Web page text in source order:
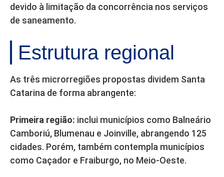
devido à limitação da concorrência nos serviços
de saneamento.
Estrutura regional
As três microrregiões propostas dividem Santa
Catarina de forma abrangente:
Primeira região: inclui municípios como Balneário
Camboriú, Blumenau e Joinville, abrangendo 125
cidades. Porém, também contempla municípios
como Caçador e Fraiburgo, no Meio-Oeste.